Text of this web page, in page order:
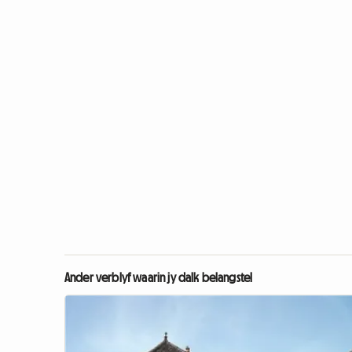
Ander verblyf waarin jy dalk belangstel